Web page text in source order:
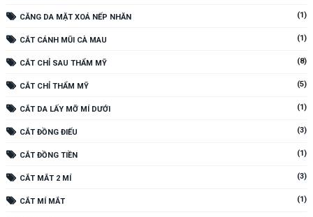
CĂNG DA MẶT XOÁ NẾP NHĂN (1)
CẮT CÁNH MŨI CÀ MAU (1)
CẮT CHỈ SAU THẨM MỸ (8)
CẮT CHỈ THẨM MỸ (5)
CẮT DA LẤY MỠ MÍ DƯỚI (1)
CẮT ĐỒNG ĐIẾU (3)
CẮT ĐỒNG TIỀN (1)
CẮT MẮT 2 MÍ (3)
CẮT MÍ MẮT (1)